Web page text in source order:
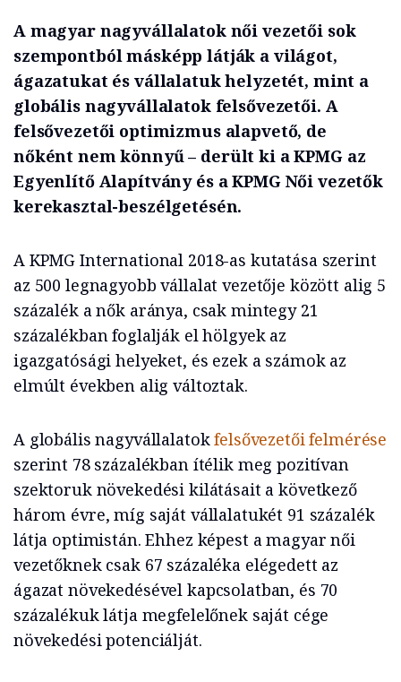
A magyar nagyvállalatok női vezetői sok
szempontból másképp látják a világot,
ágazatukat és vállalatuk helyzetét, mint a
globális nagyvállalatok felsővezetői. A
felsővezetői optimizmus alapvető, de
nőként nem könnyű – derült ki a KPMG az
Egyenlítő Alapítvány és a KPMG Női vezetők
kerekasztal-beszélgetésén.
A KPMG International 2018-as kutatása szerint
az 500 legnagyobb vállalat vezetője között alig 5
százalék a nők aránya, csak mintegy 21
százalékban foglalják el hölgyek az
igazgatósági helyeket, és ezek a számok az
elmúlt években alig változtak.
A globális nagyvállalatokfelsővezetői felmérése
szerint 78 százalékban ítélik meg pozitívan
szektoruk növekedési kilátásait a következő
három évre, míg saját vállalatukét 91 százalék
látja optimistán. Ehhez képest a magyar női
vezetőknek csak 67 százaléka elégedett az
ágazat növekedésével kapcsolatban, és 70
százalékuk látja megfelelőnek saját cége
növekedési potenciálját.